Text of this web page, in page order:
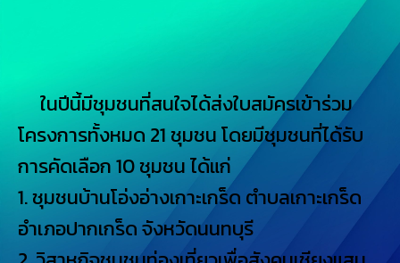
ในปีนี้มีชุมชนที่สนใจได้ส่งใบสมัครเข้าร่วม
โครงการทั้งหมด 21 ชุมชน โดยมีชุมชนที่ได้รับ
การคัดเลือก 10 ชุมชน ได้แก่
1. ชุมชนบ้านโอ่งอ่างเกาะเกร็ด ตำบลเกาะเกร็ด
อำเภอปากเกร็ด จังหวัดนนทบุรี